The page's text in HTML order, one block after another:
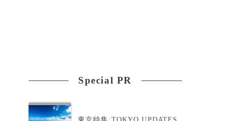
Special PR
東京特集:TOKYO UPDATES